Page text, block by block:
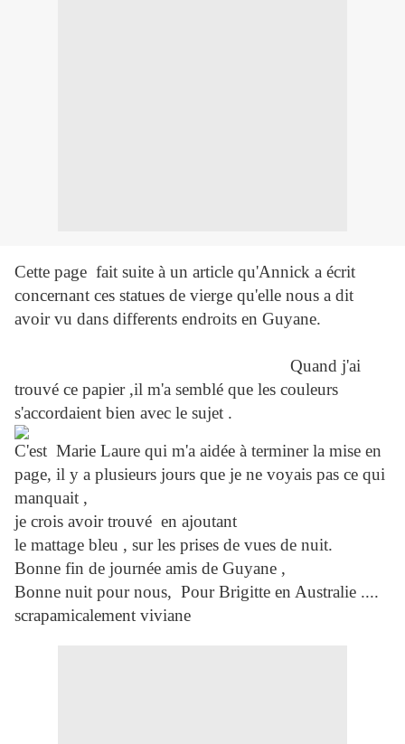
Cette page fait suite à un article qu'Annick a écrit
concernant ces statues de vierge qu'elle nous a dit
avoir vu dans differents endroits en Guyane.
Quand j'ai
trouvé ce papier ,il m'a semblé que les couleurs
s'accordaient bien avec le sujet .
C'est Marie Laure qui m'a aidée à terminer la mise en
page, il y a plusieurs jours que je ne voyais pas ce qui
manquait ,
je crois avoir trouvé en ajoutant
le mattage bleu , sur les prises de vues de nuit.
Bonne fin de journée amis de Guyane ,
Bonne nuit pour nous, Pour Brigitte en Australie ....
scrapamicalement viviane